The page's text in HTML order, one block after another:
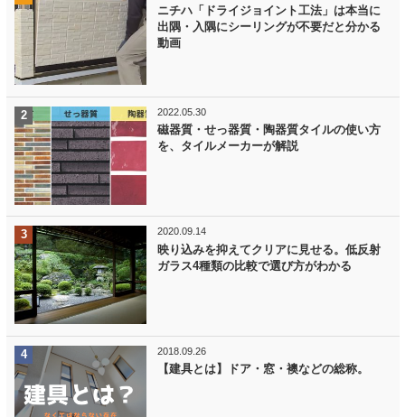
ニチハ「ドライジョイント工法」は本当に
出隅・入隅にシーリングが不要だと分かる
動画
2022.05.30
磁器質・せっ器質・陶器質タイルの使い方
を、タイルメーカーが解説
2020.09.14
映り込みを抑えてクリアに見せる。低反射
ガラス4種類の比較で選び方がわかる
2018.09.26
【建具とは】ドア・窓・襖などの総称。